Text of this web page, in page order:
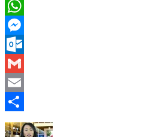
Twitter
WhatsApp
Messenger
Outlook.com
Gmail
Email
Compartir